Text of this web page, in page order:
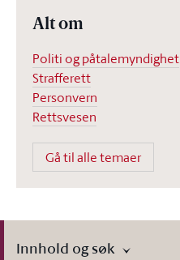
Alt om
Politi og påtalemyndighet
Strafferett
Personvern
Rettsvesen
Gå til alle temaer
Innhold og søk